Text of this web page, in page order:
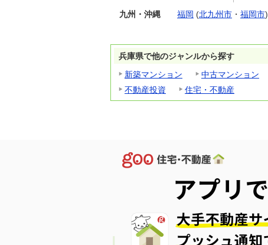
九州・沖縄 福岡 (北九州市 ・ 福岡市)
兵庫県で他のジャンルから探す
新築マンション
中古マンション
不動産投資
住宅・不動産